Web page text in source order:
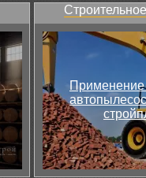
Применение